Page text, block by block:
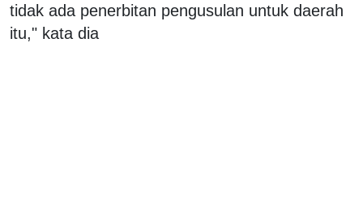
tidak ada penerbitan pengusulan untuk daerah
itu," kata dia